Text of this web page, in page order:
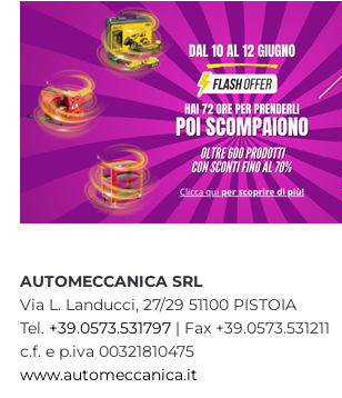
AUTOMECCANICA SRL
Via L. Landucci, 27/29 51100 PISTOIA
Tel. +39.0573.531797| Fax +39.0573.531211
c.f. e p.iva 00321810475
www.automeccanica.it